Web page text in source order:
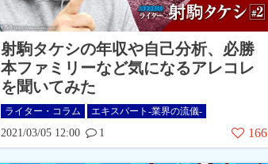
射駒タケシの年収や自己分析、必勝
本ファミリーなど気になるアレコレ
を聞いてみた
ライター・コラム エキスパート-業界の流儀-
2021/03/05 12:00 1 166